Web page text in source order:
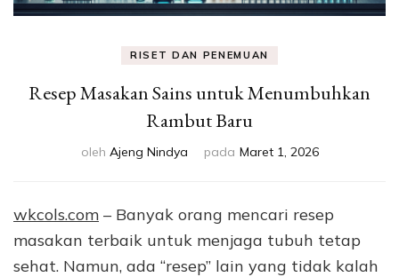
RISET DAN PENEMUAN
Resep Masakan Sains untuk Menumbuhkan
Rambut Baru
oleh Ajeng Nindya pada Maret 1, 2026
wkcols.com – Banyak orang mencari resep
masakan terbaik untuk menjaga tubuh tetap
sehat. Namun, ada “resep” lain yang tidak kalah